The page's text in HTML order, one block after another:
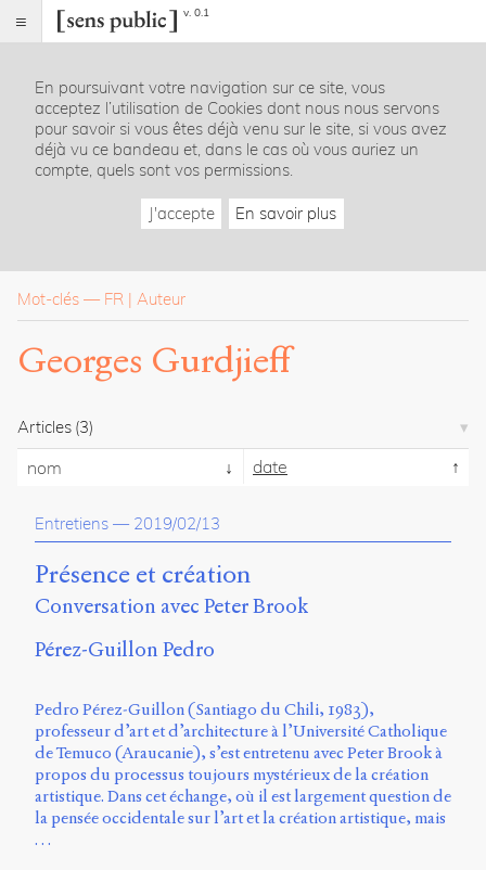
v. 0.1
Index
Rubriques
Essais
La
revue
Présentation
Publier
du
site
Archipel
En
ligne
Université
de
Sherbrooke
Campus
En poursuivant votre navigation sur ce site, vous
acceptez l’utilisation de Cookies dont nous nous servons
pour savoir si vous êtes déjà venu sur le site, si vous avez
déjà vu ce bandeau et, dans le cas où vous auriez un
compte, quels sont vos permissions.
J'accepte En savoir plus
Mot-clés — FR Auteur
Georges Gurdjieff
Articles (3)
nom date
Entretiens — 2019/02/13
Présence et création
Conversation avec Peter Brook
Pérez-Guillon Pedro
Pedro Pérez-Guillon (Santiago du Chili, 1983),
professeur d’art et d’architecture à l’Université Catholique
de Temuco (Araucanie), s’est entretenu avec Peter Brook à
propos du processus toujours mystérieux de la création
artistique. Dans cet échange, où il est largement question de
la pensée occidentale sur l’art et la création artistique, mais
…